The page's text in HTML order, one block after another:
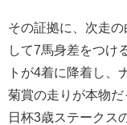
その証拠に、次走
して7馬身差をつけ
トが4着に降着し、
菊賞の走りが本物
日杯3歳ステークス